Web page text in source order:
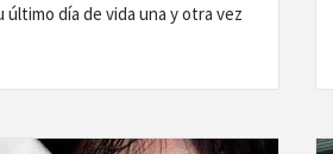
último día de vida una y otra vez